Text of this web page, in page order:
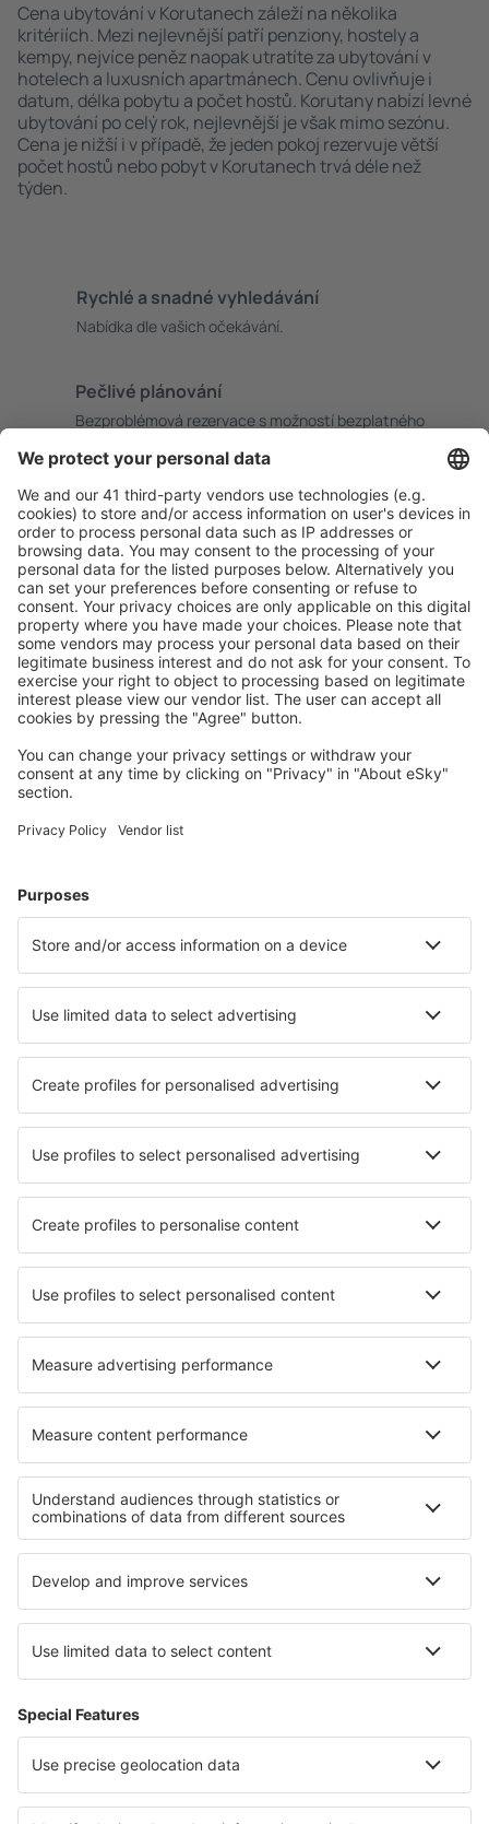
Cena ubytování v Korutanech záleží na několika
kritériích. Mezi nejlevnější patří penziony, hostely a
kempy, nejvíce peněz naopak utratíte za ubytování v
hotelech a luxusních apartmánech. Cenu ovlivňuje i
datum, délka pobytu a počet hostů. Korutany nabízí levné
ubytování po celý rok, nejlevnější je však mimo sezónu.
Cena je nižší i v případě, že jeden pokoj rezervuje větší
počet hostů nebo pobyt v Korutanech trvá déle než
týden.
Rychlé a snadné vyhledávání
Nabídka dle vašich očekávání.
Pečlivé plánování
Bezproblémová rezervace s možností bezplatného
S námi ušetříte
Atraktivní ceny a speciální nabídky pro přihlášené
uživatele.
Ubytování dle vašeho gusta
Vyberte si z více než 1.3 milionu zařízení: hotelů,
apartmánů, chat a dalších.
Ubytování v Rakousku - Oblíbená města
Ubytování in Schladming Ubytování in Kappl
Ubytování in Bad Mitterndorf Ubytování in Hippach
Nejlepší ubytování - města
Ubytování in Boszkowo Ubytování in North Smithfield
Ubytování in Morbach Ubytování in Lacchiarella
Ubytování in Greytown Ubytování in Lindau
Ubytování in Millstatter See
Ubytování v Saalbach-Hinterglemmu
Ubytování ve Zlatých Pískách Ubytování v Zermattu
Ubytování v Torres del Paine
Ubytování na Baleárských ostrovech